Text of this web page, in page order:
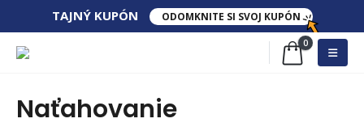
TAJNÝ​ KUPÓN ODOMKNITE SI SVOJ KUPÓN
0
Naťahovanie